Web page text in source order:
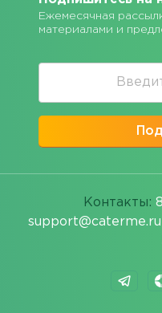
Ежемесячная
материалами и
Контакты:
support@caterme.ru